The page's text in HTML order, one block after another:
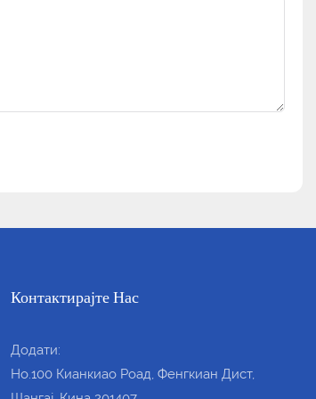
Контактирајте Нас
Додати:
Но.100 Кианкиао Роад, Фенгкиан Дист,